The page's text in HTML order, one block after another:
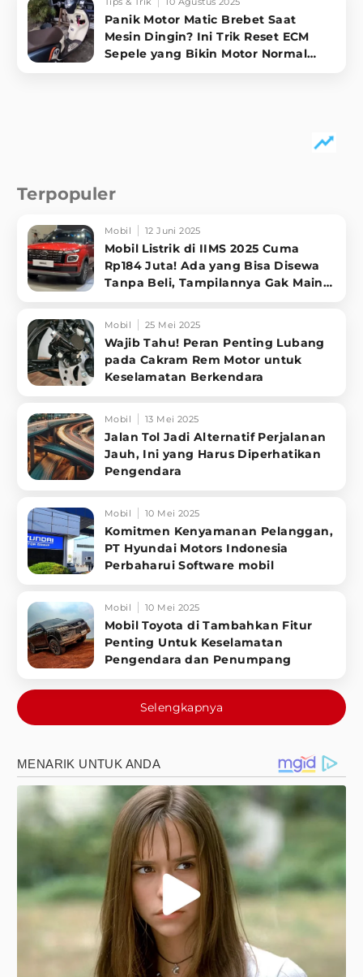
Panik Motor Matic Brebet Saat
Mesin Dingin? Ini Trik Reset ECM
Sepele yang Bikin Motor Normal
Terpopuler
Mobil 12 Juni 2025
Mobil Listrik di IIMS 2025 Cuma
Rp184 Juta! Ada yang Bisa Disewa
Tanpa Beli, Tampilannya Gak Main-
Mobil 25 Mei 2025
Wajib Tahu! Peran Penting Lubang
pada Cakram Rem Motor untuk
Keselamatan Berkendara
Mobil 13 Mei 2025
Jalan Tol Jadi Alternatif Perjalanan
Jauh, Ini yang Harus Diperhatikan
Pengendara
Mobil 10 Mei 2025
Komitmen Kenyamanan Pelanggan,
PT Hyundai Motors Indonesia
Perbaharui Software mobil
Mobil 10 Mei 2025
Mobil Toyota di Tambahkan Fitur
Penting Untuk Keselamatan
Pengendara dan Penumpang
Selengkapnya